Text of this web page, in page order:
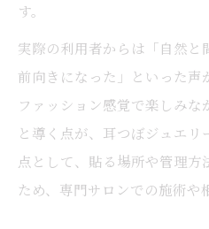
す。
実際の利用者からは「自然
前向きになった」といった声
ファッション感覚で楽しみ
と導く点が、耳つぼジュエ
点として、貼る場所や管理方
ため、専門サロンでの施術や